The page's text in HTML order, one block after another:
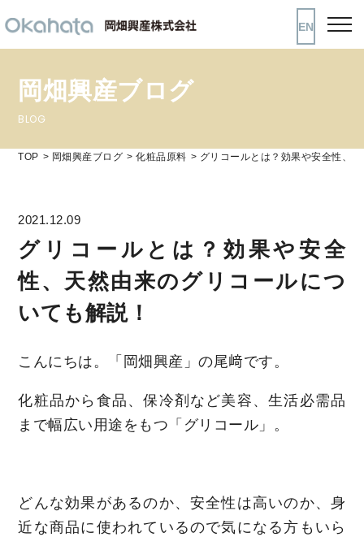
EN
岡畑興産ブログ
BLOG
TOP 岡畑興産ブログ 化粧品原料 グリコールとは？効果や安全性、
2021.12.09
グリコールとは？効果や安全
性、天然由来のグリコールにつ
いても解説！
こんにちは。「岡畑興産」の尾﨑です。
化粧品から食品、保冷剤など美容、生活必需品
まで幅広い用途をもつ「グリコール」。
どんな効果があるのか、安全性は高いのか、身
近な商品に使われているので気になる方もいら